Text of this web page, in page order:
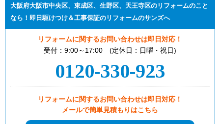
大阪府大阪市中央区、東成区、生野区、天王寺区のリフォームのこと
なら！即日駆けつけ＆工事保証のリフォームのサンズへ
リフォームに関するお問い合わせは即日対応！
受付：9:00～17:00 (定休日：日曜・祝日)
0120-330-923
リフォームに関するお問い合わせは即日対応！
メールで簡単見積もりはこちら